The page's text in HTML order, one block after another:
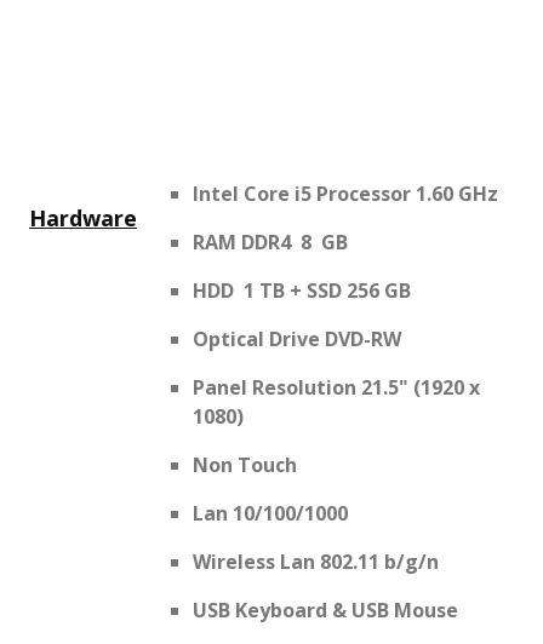
Hardware
Intel Core i5 Processor 1.60 GHz
RAM DDR4 8 GB
HDD 1 TB + SSD 256 GB
Optical Drive DVD-RW
Panel Resolution 21.5" (1920 x
1080)
Non Touch
Lan 10/100/1000
Wireless Lan 802.11 b/g/n
USB Keyboard & USB Mouse